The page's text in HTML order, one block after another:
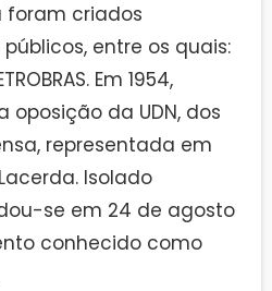
foram criados
entre os quais:
Em 1954,
da UDN, dos
representada em
Isolado
se em 24 de agosto
conhecido como